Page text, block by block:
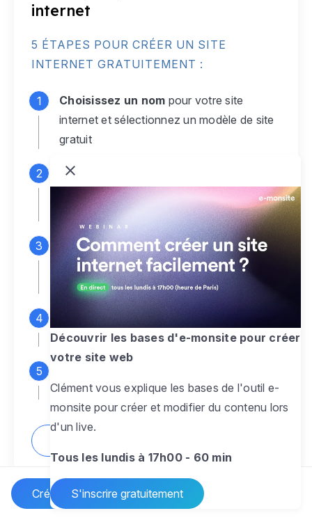
Créer un site Internet
internet
5 ÉTAPES POUR CRÉER UN SITE
INTERNET GRATUITEMENT :
Choisissez un nom pour votre site
internet et sélectionnez un modèle de site
gratuit
Connectez-vous
monsite gratuit pour accéder à votre
espace d'administration
Personnalisez entièrement le
designpour créer un site web sur-mesure,
à votre image
Ajoutez des pagessans limite pour
présenter votre activité, votre passion
pour rendre votre site dynamique
Découvrir les bases d'e-monsite pour créer
votre site web
Clément vous explique les bases de l'outil e-
monsite pour créer et modifier du contenu lors
d'un live.
Tous les lundis à 17h00 - 60 min
S'inscrire gratuitement